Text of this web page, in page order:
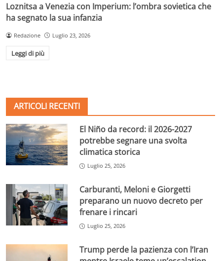
Loznitsa a Venezia con Imperium: l’ombra sovietica che
ha segnato la sua infanzia
Redazione Luglio 23, 2026
Leggi di più
ARTICOLI RECENTI
El Niño da record: il 2026-2027
potrebbe segnare una svolta
climatica storica
Luglio 25, 2026
Carburanti, Meloni e Giorgetti
preparano un nuovo decreto per
frenare i rincari
Luglio 25, 2026
Trump perde la pazienza con l’Iran